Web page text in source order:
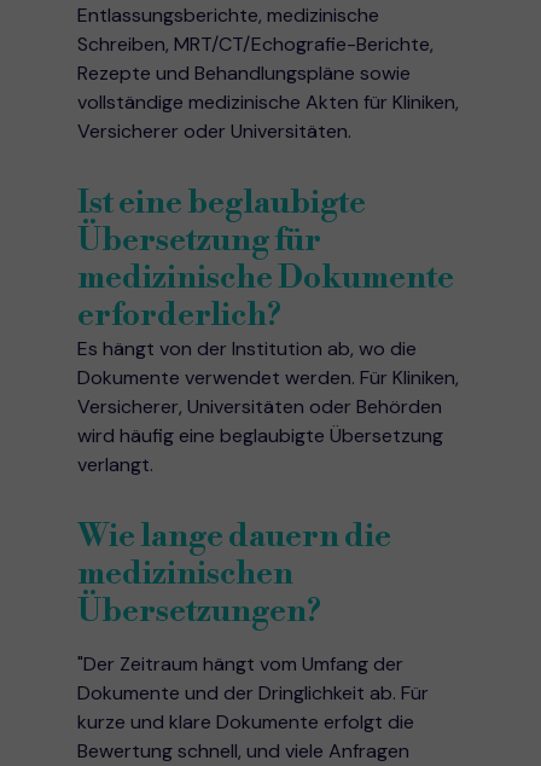
Entlassungsberichte, medizinische
Schreiben, MRT/CT/Echografie-Berichte,
Rezepte und Behandlungspläne sowie
vollständige medizinische Akten für Kliniken,
Versicherer oder Universitäten.
Wie lange dauern die
medizinischen
Übersetzungen?
"Der Zeitraum hängt vom Umfang der
Dokumente und der Dringlichkeit ab. Für
kurze und klare Dokumente erfolgt die
Bewertung schnell, und viele Anfragen
Ist eine beglaubigte
Übersetzung für
medizinische Dokumente
erforderlich?
Es hängt von der Institution ab, wo die
Dokumente verwendet werden. Für Kliniken,
Versicherer, Universitäten oder Behörden
wird häufig eine beglaubigte Übersetzung
verlangt.